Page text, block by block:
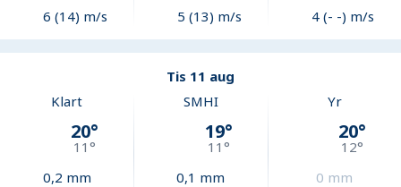
6 (14) m/s
5 (13) m/s
4 (- -) m/s
Tis 11 aug
Klart
20°
11°
0,2 mm
SMHI
19°
11 °
0,1 mm
Yr
20°
12°
0 mm